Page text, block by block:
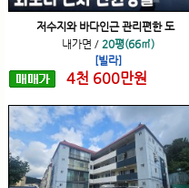
저수지와 바다인근 관리편한 도
내가면 / 20평(66㎡)
[빌라]
4천 600만원